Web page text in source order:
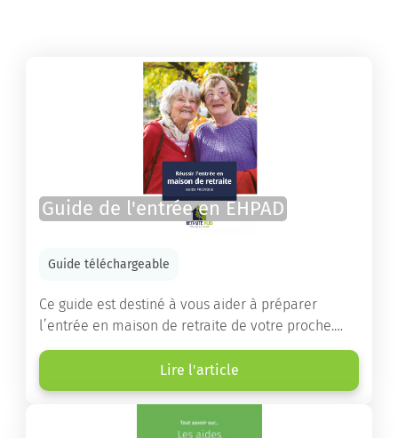
Guide de l'entrée en EHPAD
Guide téléchargeable
Ce guide est destiné à vous aider à préparer
l’entrée en maison de retraite de votre proche.
Vous y trouverez un panorama des différents types
d’établissements ainsi que des conseils pratiques
destinés à orienter les familles et à leur faciliter
Lire l'article